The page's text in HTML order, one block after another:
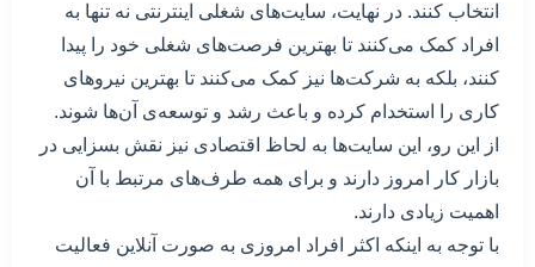
انتخاب کنند. در نهایت، سایت‌های شغلی اینترنتی نه تنها به
افراد کمک می‌کنند تا بهترین فرصت‌های شغلی خود را پیدا
کنند، بلکه به شرکت‌ها نیز کمک می‌کنند تا بهترین نیروهای
کاری را استخدام کرده و باعث رشد و توسعه‌ی آن‌ها شوند.
از این رو، این سایت‌ها به لحاظ اقتصادی نیز نقش بسزایی در
بازار کار امروز دارند و برای همه طرف‌های مرتبط با آن
اهمیت زیادی دارند.
با توجه به اینکه اکثر افراد امروزی به صورت آنلاین فعالیت